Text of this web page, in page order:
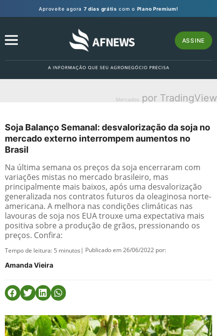
Aproveite agora 7 dias grátis com o Plano Premium!
ASSINE
Mercados por TradingView
Soja Balanço Semanal: desvalorização da soja no
mercado externo interrompem aumentos no
Brasil
Na última semana os preços da soja encerraram com
variações mistas no mercado brasileiro, mas
principalmente mais baixos, após uma desvalorização
generalizada nos contratos futuros da oleaginosa norte-
americana. A melhora nas condições climáticas nas
lavouras de soja nos EUA trouxe uma expectativa mais
positiva sobre a produção de grãos, pressionando os
preços. Confira:
Tempo de leitura: 5 minutos | Publicado em 26/06/2022 por:
Amanda Vieira